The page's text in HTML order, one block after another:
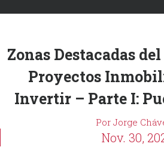
Zonas Destacadas
Proyectos
Invertir – Parte I:
Por Jorge
Nov. 30,